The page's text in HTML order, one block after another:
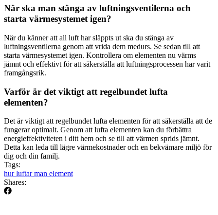
När ska man stänga av luftningsventilerna och
starta värmesystemet igen?
När du känner att all luft har släppts ut ska du stänga av
luftningsventilerna genom att vrida dem medurs. Se sedan till att
starta värmesystemet igen. Kontrollera om elementen nu värms
jämnt och effektivt för att säkerställa att luftningsprocessen har varit
framgångsrik.
Varför är det viktigt att regelbundet lufta
elementen?
Det är viktigt att regelbundet lufta elementen för att säkerställa att de
fungerar optimalt. Genom att lufta elementen kan du förbättra
energieffektiviteten i ditt hem och se till att värmen sprids jämnt.
Detta kan leda till lägre värmekostnader och en bekvämare miljö för
dig och din familj.
Tags:
hur luftar man element
Shares: